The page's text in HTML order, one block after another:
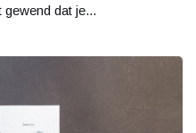
dat je...